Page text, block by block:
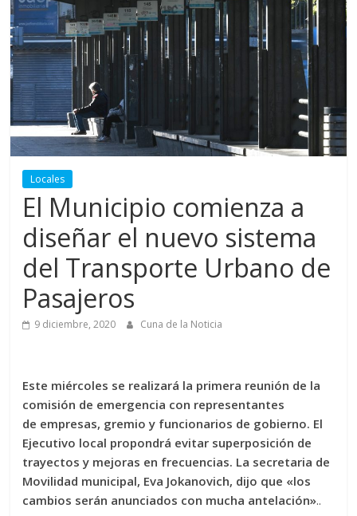
Locales
El Municipio comienza a
diseñar el nuevo sistema
del Transporte Urbano de
Pasajeros
9 diciembre, 2020 Cuna de la Noticia
Este miércoles se realizará la primera reunión de la
comisión de emergencia con representantes
de empresas, gremio y funcionarios de gobierno. El
Ejecutivo local propondrá evitar superposición de
trayectos y mejoras en frecuencias. La secretaria de
Movilidad municipal, Eva Jokanovich, dijo que «los
cambios serán anunciados con mucha antelación»..